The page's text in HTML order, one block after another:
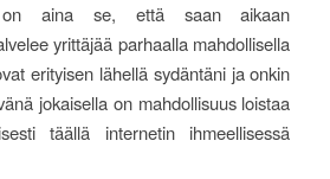
on aina se, että saan aikaan
yrittäjää parhaalla mahdollisella
erityisen lähellä sydäntäni ja onkin
jokaisella on mahdollisuus loistaa
täällä internetin ihmeellisessä